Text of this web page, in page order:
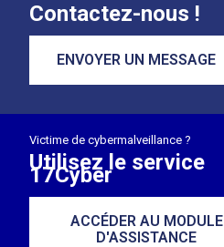
Contactez-nous !
ENVOYER UN MESSAGE
Victime de cybermalveillance ?
Utilisez le service
17Cyber
ACCÉDER AU MODULE
D'ASSISTANCE